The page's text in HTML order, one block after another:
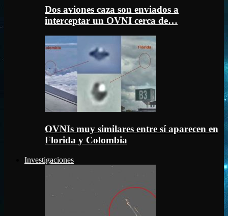
Dos aviones caza son enviados a
interceptar un OVNI cerca de…
OVNIs muy similares entre sí aparecen en
Florida y Colombia
Investigaciones